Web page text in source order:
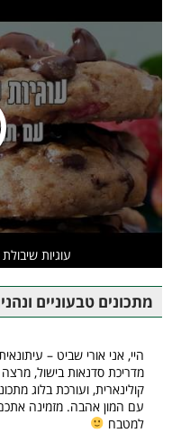
עוגיות
מתכונים טבעוניים
היי, אני אורי שביט –
מדריכת סדנאות בישול, מרצה
קולינארית, ועורכת בלוג
עם המון אהבה. מזמינה
למטבח